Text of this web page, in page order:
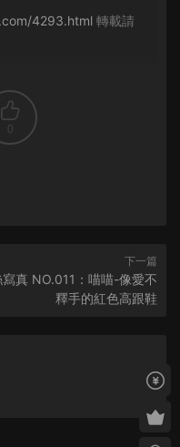
4293.html 轉載請
0
下一篇
真 NO.011：喵喵-像愛不
釋手的紅色高跟鞋